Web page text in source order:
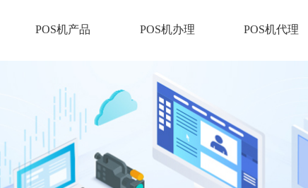
POS机产品 POS机办理 POS机代理